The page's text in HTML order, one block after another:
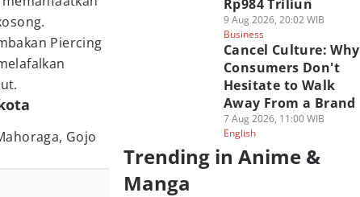
Piercing
Gojo
Rp984 Triliun
9 Aug 2026, 20:02 WIB
Business
Cancel Culture: Why
Consumers Don't
Hesitate to Walk
Away From a Brand
7 Aug 2026, 11:00 WIB
English
Trending in Anime &
Manga